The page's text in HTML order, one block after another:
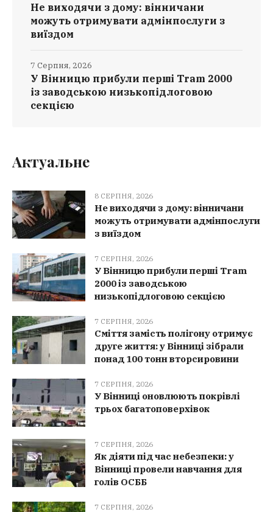
Не виходячи з дому: вінничани
можуть отримувати адмінпослуги з
виїздом
У Вінницю прибули перші Tram 2000
із заводською низькопідлоговою
секцією
7 Серпня, 2026
Актуальне
8 СЕРПНЯ, 2026
Не виходячи з дому: вінничани
можуть отримувати адмінпослуги
з виїздом
7 СЕРПНЯ, 2026
У Вінницю прибули перші Tram
2000 із заводською
низькопідлоговою секцією
7 СЕРПНЯ, 2026
Сміття замість полігону отримує
друге життя: у Вінниці зібрали
понад 100 тонн вторсировини
7 СЕРПНЯ, 2026
У Вінниці оновлюють покрівлі
трьох багатоповерхівок
7 СЕРПНЯ, 2026
Як діяти під час небезпеки: у
Вінниці провели навчання для
голів ОСББ
7 СЕРПНЯ, 2026